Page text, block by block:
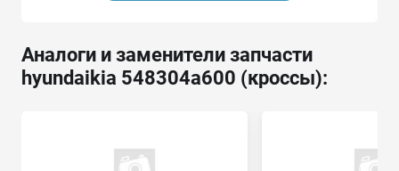
Аналоги и заменители запчасти
hyundaikia 548304a600 (кроссы):